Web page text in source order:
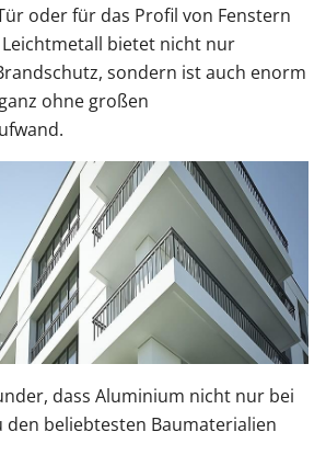
oder für das Profil von Fenstern
bietet nicht nur
sondern ist auch enorm
ohne großen
dass Aluminium nicht nur bei
den beliebtesten Baumaterialien